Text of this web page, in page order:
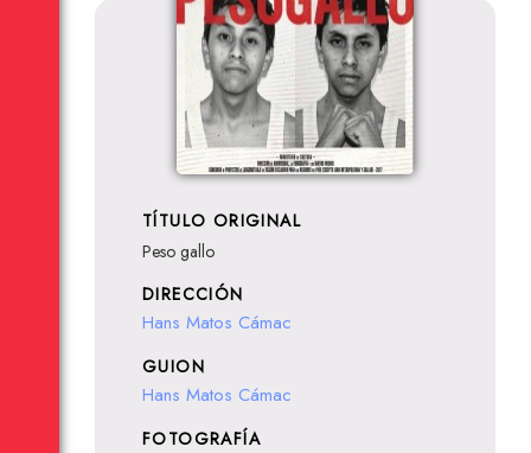
TÍTULO ORIGINAL
Peso gallo
DIRECCIÓN
Hans Matos Cámac
GUION
Hans Matos Cámac
FOTOGRAFÍA